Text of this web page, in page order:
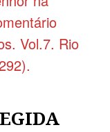
Vol.7. Rio